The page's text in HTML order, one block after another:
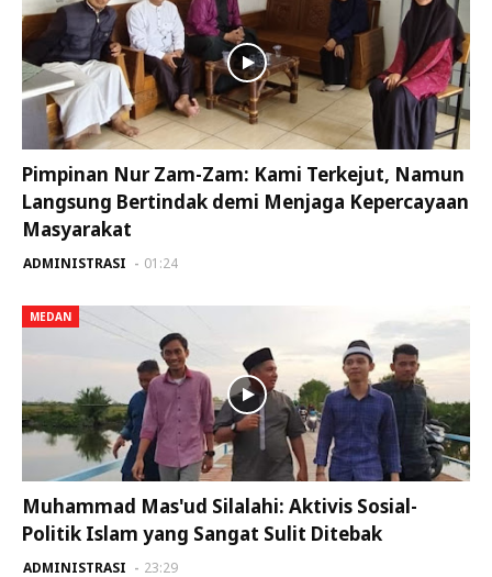
Pimpinan Nur Zam-Zam: Kami Terkejut, Namun
Langsung Bertindak demi Menjaga Kepercayaan
Masyarakat
ADMINISTRASI 01:24
MEDAN
Muhammad Mas'ud Silalahi: Aktivis Sosial-
Politik Islam yang Sangat Sulit Ditebak
ADMINISTRASI 23:29